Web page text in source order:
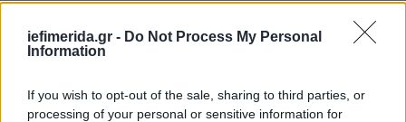
iefimerida.gr - Do Not Process My Personal
Information
If you wish to opt-out of the sale, sharing to third parties, or
processing of your personal or sensitive information for
λέγοντας ότι το σόου της μπάντας στην τελετή
έναρξης είχε κάτι από Mad Max: